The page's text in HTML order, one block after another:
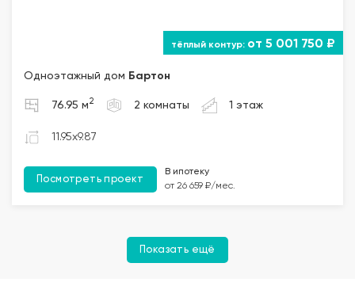
от 5 001 750 ₽
Одноэтажный дом Бартон
76.95 м 2 2 комнаты 1 этаж
11.95x9.87
Посмотреть проект
В ипотеку
от 26 659 ₽/мес.
Показать ещё